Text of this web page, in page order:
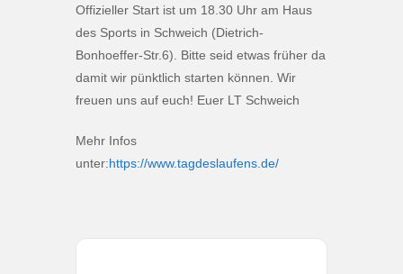
Offizieller Start ist um 18.30 Uhr am Haus
des Sports in Schweich (Dietrich-
Bonhoeffer-Str.6). Bitte seid etwas früher da
damit wir pünktlich starten können. Wir
freuen uns auf euch! Euer LT Schweich
Mehr Infos
unter:https://www.tagdeslaufens.de/